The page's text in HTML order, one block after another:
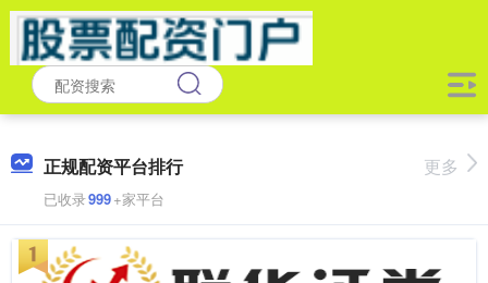
正规配资平台排行
已收录999+家平台
更多